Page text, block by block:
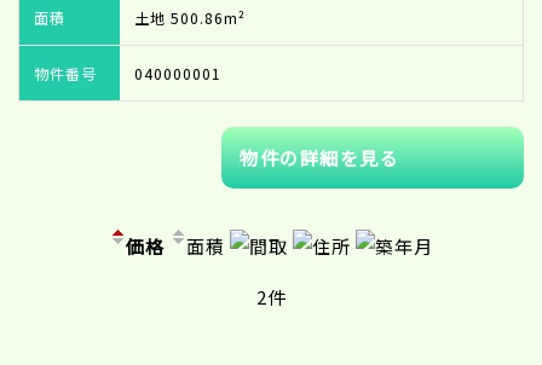
面積 土地 500.86m²
物件番号 040000001
物件の詳細を見る
価格 面積 間取 住所
築年月
2件